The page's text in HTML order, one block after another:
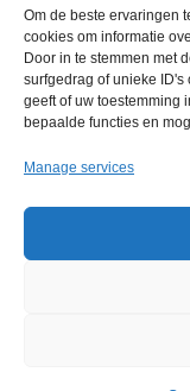
Om de beste ervaringen
cookies om informatie
Door in te stemmen met
surfgedrag of unieke ID's
geeft of uw toestemming
bepaalde functies en
Manage services
Noorduijn
The program for